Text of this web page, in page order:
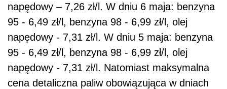
napędowy – 7,26 zł/l. W dniu 6 maja: benzyna
95 - 6,49 zł/l, benzyna 98 - 6,99 zł/l, olej
napędowy - 7,31 zł/l. W dniu 5 maja: benzyna
95 - 6,49 zł/l, benzyna 98 - 6,99 zł/l, olej
napędowy - 7,31 zł/l. Natomiast maksymalna
cena detaliczna paliw obowiązująca w dniach